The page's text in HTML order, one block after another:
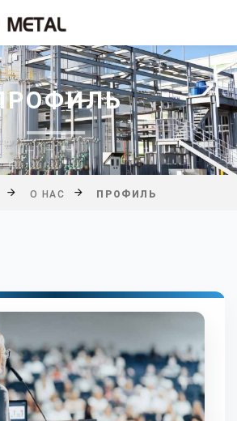
О НАС ПРОФИЛЬ